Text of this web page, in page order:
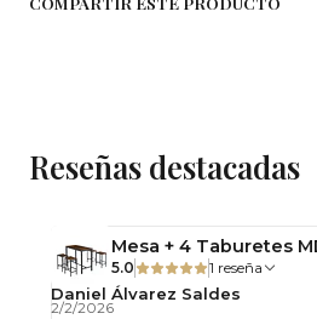
Usos
Cafetería
✔️ Diseño moderno y
✔️ Sillas livianas y resistentes
Reseñas destacadas
Mesa + 4 Taburetes
5.0 1 reseña
Daniel Álvarez Saldes
2/2/2026